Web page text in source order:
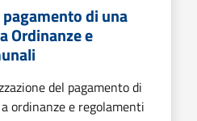
di una
Ordinanze e
del pagamento di
ordinanze e regolamenti